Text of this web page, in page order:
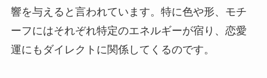
響を与えると言われています。特に色や形、モチ
ーフにはそれぞれ特定のエネルギーが宿り、恋愛
運にもダイレクトに関係してくるのです。